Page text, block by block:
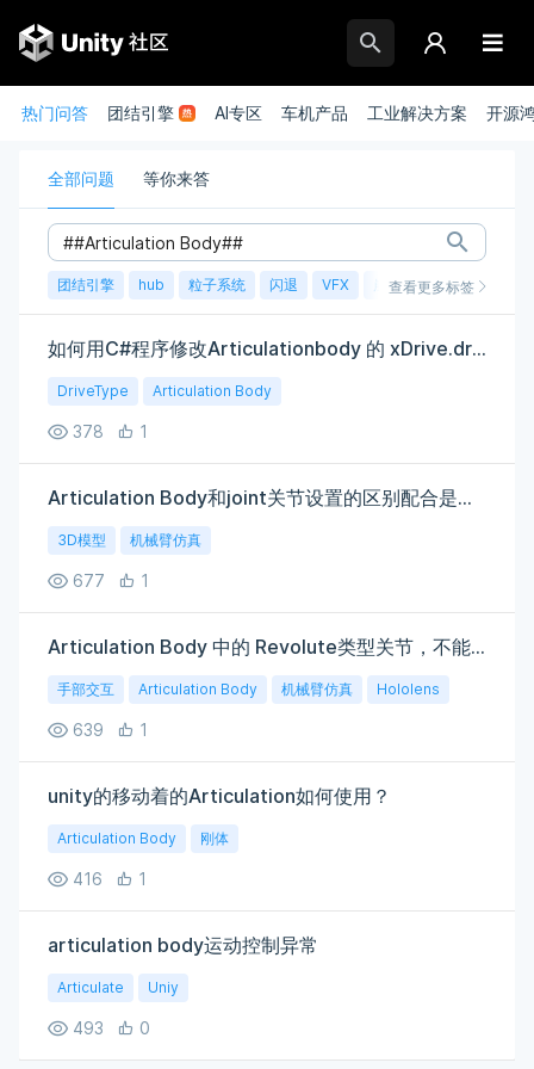
热门问答 团结引擎 AI专区 车机产品 工业解决方案 开源
全部问题 等你来答
团结引擎 hub 粒子系统 闪退 VFX 崩溃 账号 渲染
查看更多标签
如何用C#程序修改Articulationbody 的 xDrive.driveType属性？
DriveType Articulation Body
378 1
Articulation Body和joint关节设置的区别配合是什么？
3D模型 机械臂仿真
677 1
Articulation Body 中的 Revolute类型关节，不能用Object Manipulator控制转动
手部交互 Articulation Body 机械臂仿真 Hololens
639 1
unity的移动着的Articulation如何使用？
Articulation Body 刚体
416 1
articulation body运动控制异常
Articulate Uniy
493 0